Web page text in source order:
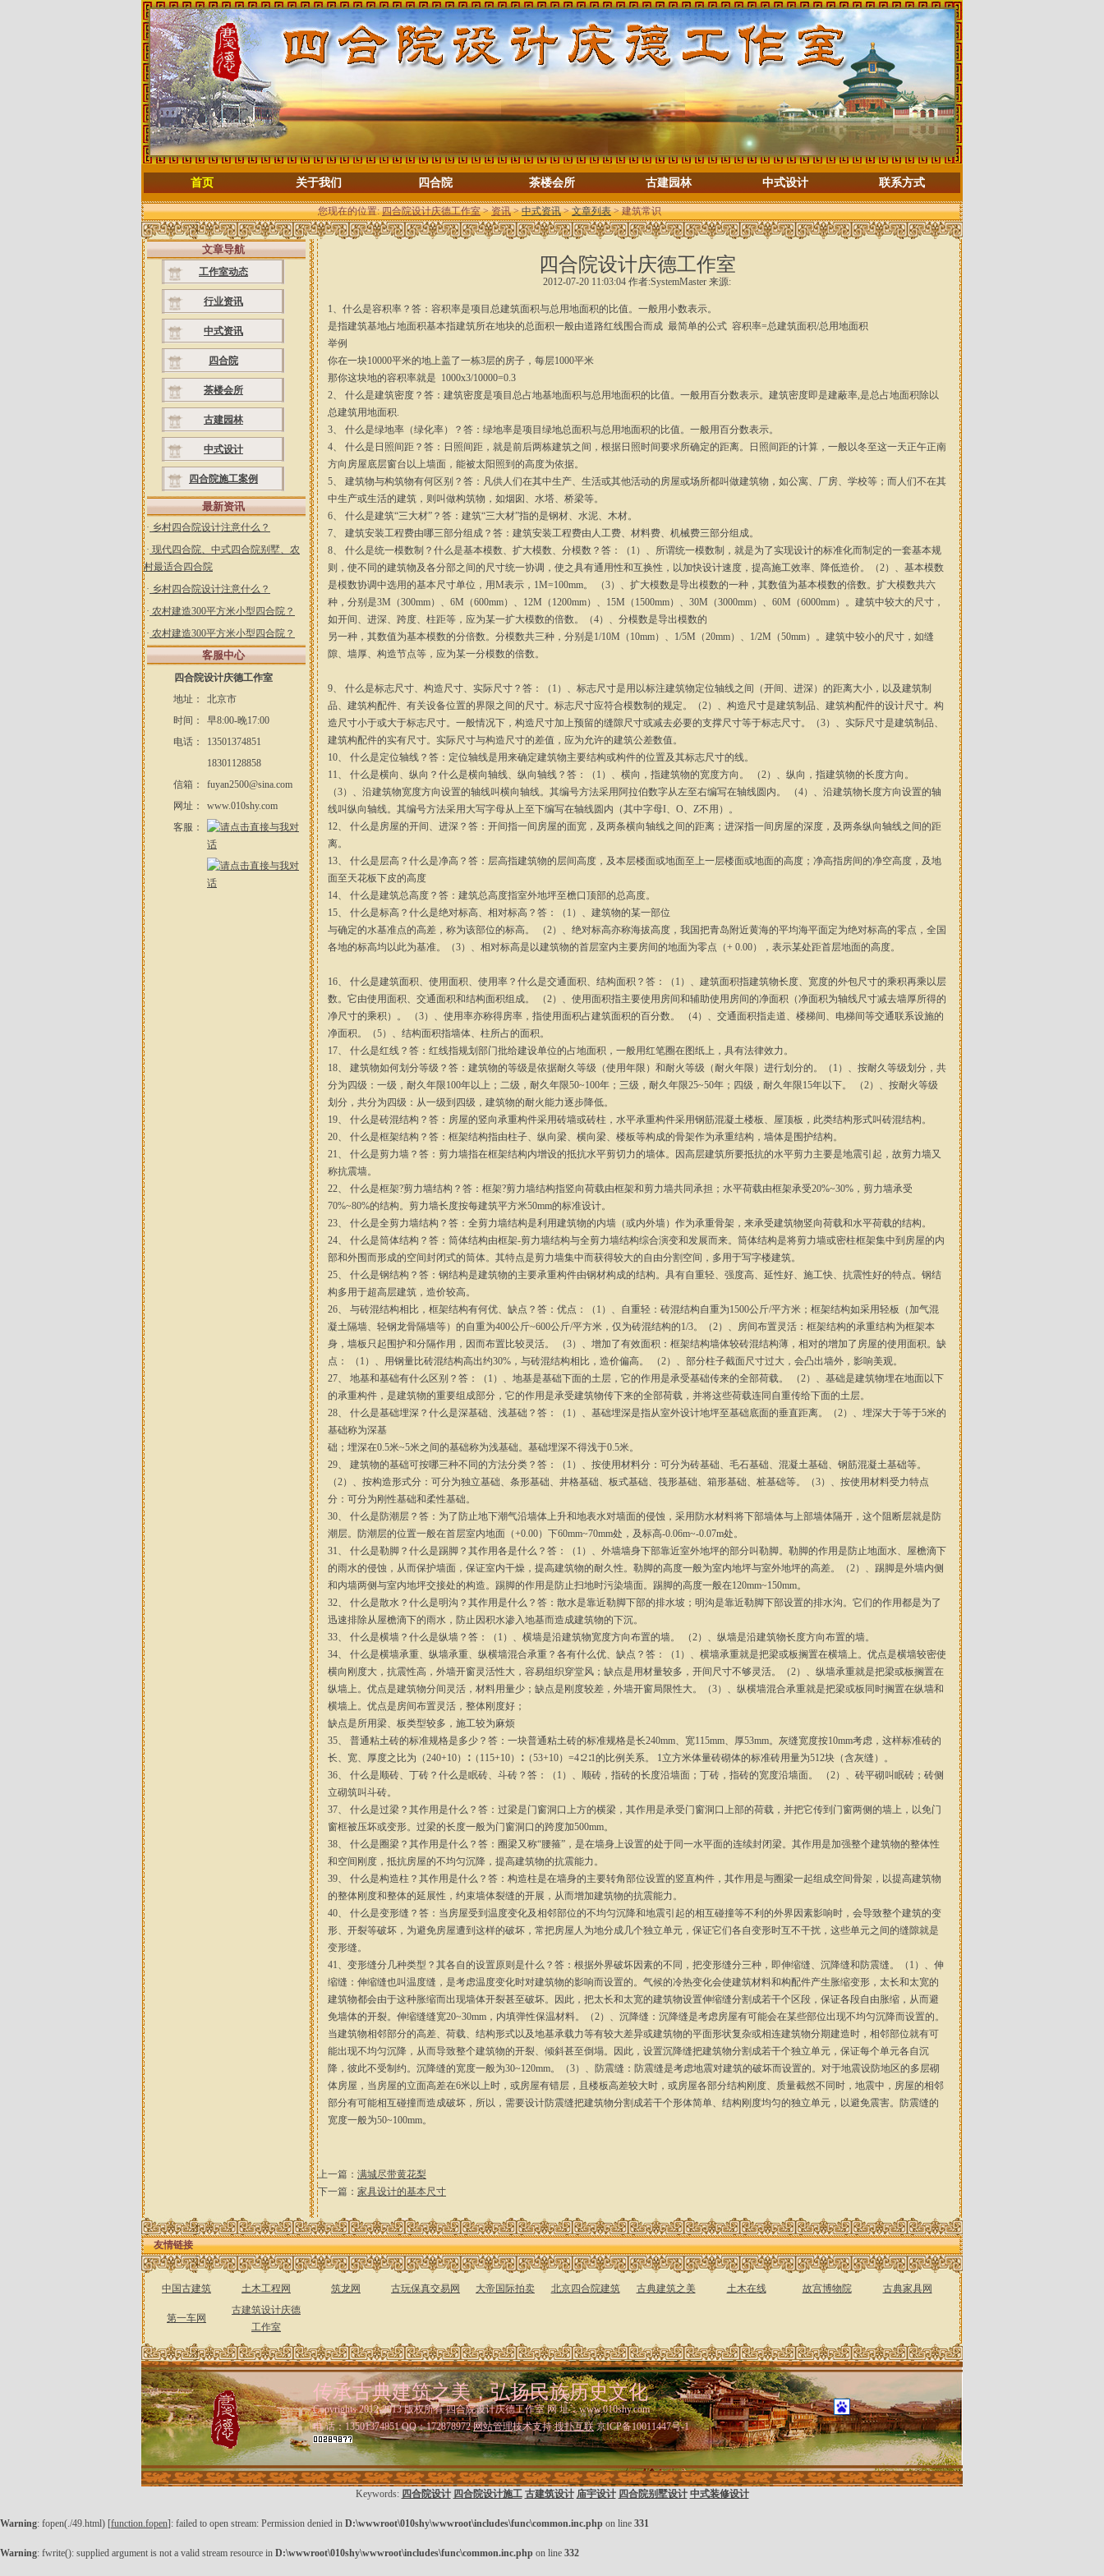
首页 关于我们 四合院 茶楼会所 古建园林 中式设计 联系方式
您现在的位置:四合院设计庆德工作室>资讯>中式资讯>文章列表> 建筑常识
文章导航
工作室动态
行业资讯
中式资讯
四合院
茶楼会所
古建园林
中式设计
四合院施工案例
最新资讯
· 乡村四合院设计注意什么？
· 现代四合院、中式四合院别墅、农
村最适合四合院
· 乡村四合院设计注意什么？
· 农村建造300平方米小型四合院？
· 农村建造300平方米小型四合院？
客服中心
四合院设计庆德工作室
地址：
北京市
时间：
早8:00-晚17:00
电话：
13501374851
18301128858
信箱：
fuyan2500@sina.com
网址：
www.010shy.com
客服：
四合院设计庆德工作室
2012-07-20 11:03:04 作者:SystemMaster 来源:
1、什么是容积率？答：容积率是项目总建筑面积与总用地面积的比值。一般用小数表示。
是指建筑基地占地面积基本指建筑所在地块的总面积一般由道路红线围合而成 最简单的公式 容积率=总建筑面积/总用地面积
举例
你在一块10000平米的地上盖了一栋3层的房子，每层1000平米
那你这块地的容积率就是 1000x3/10000=0.3
2、 什么是建筑密度？答：建筑密度是项目总占地基地面积与总用地面积的比值。一般用百分数表示。建筑密度即是建蔽率,是总占地面积除以
总建筑用地面积.
3、 什么是绿地率（绿化率）？答：绿地率是项目绿地总面积与总用地面积的比值。一般用百分数表示。
4、 什么是日照间距？答：日照间距，就是前后两栋建筑之间，根据日照时间要求所确定的距离。日照间距的计算，一般以冬至这一天正午正南
方向房屋底层窗台以上墙面，能被太阳照到的高度为依据。
5、 建筑物与构筑物有何区别？答：凡供人们在其中生产、生活或其他活动的房屋或场所都叫做建筑物，如公寓、厂房、学校等；而人们不在其
中生产或生活的建筑，则叫做构筑物，如烟囱、水塔、桥梁等。
6、 什么是建筑“三大材”？答：建筑“三大材”指的是钢材、水泥、木材。
7、 建筑安装工程费由哪三部分组成？答：建筑安装工程费由人工费、材料费、机械费三部分组成。
8、 什么是统一模数制？什么是基本模数、扩大模数、分模数？答：（1）、所谓统一模数制，就是为了实现设计的标准化而制定的一套基本规
则，使不同的建筑物及各分部之间的尺寸统一协调，使之具有通用性和互换性，以加快设计速度，提高施工效率、降低造价。（2）、基本模数
是模数协调中选用的基本尺寸单位，用M表示，1M=100mm。 （3）、扩大模数是导出模数的一种，其数值为基本模数的倍数。扩大模数共六
种，分别是3M（300mm）、6M（600mm）、12M（1200mm）、15M（1500mm）、30M（3000mm）、60M（6000mm）。建筑中较大的尺寸，
如开间、进深、跨度、柱距等，应为某一扩大模数的倍数。（4）、分模数是导出模数的
另一种，其数值为基本模数的分倍数。分模数共三种，分别是1/10M（10mm）、1/5M（20mm）、1/2M（50mm）。建筑中较小的尺寸，如缝
隙、墙厚、构造节点等，应为某一分模数的倍数。
9、 什么是标志尺寸、构造尺寸、实际尺寸？答：（1）、标志尺寸是用以标注建筑物定位轴线之间（开间、进深）的距离大小，以及建筑制
品、建筑构配件、有关设备位置的界限之间的尺寸。标志尺寸应符合模数制的规定。（2）、构造尺寸是建筑制品、建筑构配件的设计尺寸。构
造尺寸小于或大于标志尺寸。一般情况下，构造尺寸加上预留的缝隙尺寸或减去必要的支撑尺寸等于标志尺寸。（3）、实际尺寸是建筑制品、
建筑构配件的实有尺寸。实际尺寸与构造尺寸的差值，应为允许的建筑公差数值。
10、 什么是定位轴线？答：定位轴线是用来确定建筑物主要结构或构件的位置及其标志尺寸的线。
11、 什么是横向、纵向？什么是横向轴线、纵向轴线？答：（1）、横向，指建筑物的宽度方向。 （2）、纵向，指建筑物的长度方向。
（3）、沿建筑物宽度方向设置的轴线叫横向轴线。其编号方法采用阿拉伯数字从左至右编写在轴线圆内。 （4）、沿建筑物长度方向设置的轴
线叫纵向轴线。其编号方法采用大写字母从上至下编写在轴线圆内（其中字母I、O、Z不用）。
12、 什么是房屋的开间、进深？答：开间指一间房屋的面宽，及两条横向轴线之间的距离；进深指一间房屋的深度，及两条纵向轴线之间的距
离。
13、 什么是层高？什么是净高？答：层高指建筑物的层间高度，及本层楼面或地面至上一层楼面或地面的高度；净高指房间的净空高度，及地
面至天花板下皮的高度
14、 什么是建筑总高度？答：建筑总高度指室外地坪至檐口顶部的总高度。
15、 什么是标高？什么是绝对标高、相对标高？答：（1）、建筑物的某一部位
与确定的水基准点的高差，称为该部位的标高。 （2）、绝对标高亦称海拔高度，我国把青岛附近黄海的平均海平面定为绝对标高的零点，全国
各地的标高均以此为基准。（3）、相对标高是以建筑物的首层室内主要房间的地面为零点（+ 0.00），表示某处距首层地面的高度。
16、 什么是建筑面积、使用面积、使用率？什么是交通面积、结构面积？答：（1）、建筑面积指建筑物长度、宽度的外包尺寸的乘积再乘以层
数。它由使用面积、交通面积和结构面积组成。 （2）、使用面积指主要使用房间和辅助使用房间的净面积（净面积为轴线尺寸减去墙厚所得的
净尺寸的乘积）。 （3）、使用率亦称得房率，指使用面积占建筑面积的百分数。 （4）、交通面积指走道、楼梯间、电梯间等交通联系设施的
净面积。（5）、结构面积指墙体、柱所占的面积。
17、 什么是红线？答：红线指规划部门批给建设单位的占地面积，一般用红笔圈在图纸上，具有法律效力。
18、 建筑物如何划分等级？答：建筑物的等级是依据耐久等级（使用年限）和耐火等级（耐火年限）进行划分的。（1）、按耐久等级划分，共
分为四级：一级，耐久年限100年以上；二级，耐久年限50~100年；三级，耐久年限25~50年；四级，耐久年限15年以下。 （2）、按耐火等级
划分，共分为四级：从一级到四级，建筑物的耐火能力逐步降低。
19、 什么是砖混结构？答：房屋的竖向承重构件采用砖墙或砖柱，水平承重构件采用钢筋混凝土楼板、屋顶板，此类结构形式叫砖混结构。
20、 什么是框架结构？答：框架结构指由柱子、纵向梁、横向梁、楼板等构成的骨架作为承重结构，墙体是围护结构。
21、 什么是剪力墙？答：剪力墙指在框架结构内增设的抵抗水平剪切力的墙体。因高层建筑所要抵抗的水平剪力主要是地震引起，故剪力墙又
称抗震墙。
22、 什么是框架?剪力墙结构？答：框架?剪力墙结构指竖向荷载由框架和剪力墙共同承担；水平荷载由框架承受20%~30%，剪力墙承受
70%~80%的结构。剪力墙长度按每建筑平方米50mm的标准设计。
23、 什么是全剪力墙结构？答：全剪力墙结构是利用建筑物的内墙（或内外墙）作为承重骨架，来承受建筑物竖向荷载和水平荷载的结构。
24、 什么是筒体结构？答：筒体结构由框架-剪力墙结构与全剪力墙结构综合演变和发展而来。筒体结构是将剪力墙或密柱框架集中到房屋的内
部和外围而形成的空间封闭式的筒体。其特点是剪力墙集中而获得较大的自由分割空间，多用于写字楼建筑。
25、 什么是钢结构？答：钢结构是建筑物的主要承重构件由钢材构成的结构。具有自重轻、强度高、延性好、施工快、抗震性好的特点。钢结
构多用于超高层建筑，造价较高。
26、 与砖混结构相比，框架结构有何优、缺点？答：优点：（1）、自重轻：砖混结构自重为1500公斤/平方米；框架结构如采用轻板（加气混
凝土隔墙、轻钢龙骨隔墙等）的自重为400公斤~600公斤/平方米，仅为砖混结构的1/3。（2）、房间布置灵活：框架结构的承重结构为框架本
身，墙板只起围护和分隔作用，因而布置比较灵活。 （3）、增加了有效面积：框架结构墙体较砖混结构薄，相对的增加了房屋的使用面积。缺
点： （1）、用钢量比砖混结构高出约30%，与砖混结构相比，造价偏高。 （2）、部分柱子截面尺寸过大，会凸出墙外，影响美观。
27、 地基和基础有什么区别？答：（1）、地基是基础下面的土层，它的作用是承受基础传来的全部荷载。 （2）、基础是建筑物埋在地面以下
的承重构件，是建筑物的重要组成部分，它的作用是承受建筑物传下来的全部荷载，并将这些荷载连同自重传给下面的土层。
28、 什么是基础埋深？什么是深基础、浅基础？答：（1）、基础埋深是指从室外设计地坪至基础底面的垂直距离。（2）、埋深大于等于5米的
基础称为深基
础；埋深在0.5米~5米之间的基础称为浅基础。基础埋深不得浅于0.5米。
29、 建筑物的基础可按哪三种不同的方法分类？答：（1）、按使用材料分：可分为砖基础、毛石基础、混凝土基础、钢筋混凝土基础等。
（2）、按构造形式分：可分为独立基础、条形基础、井格基础、板式基础、筏形基础、箱形基础、桩基础等。（3）、按使用材料受力特点
分：可分为刚性基础和柔性基础。
30、 什么是防潮层？答：为了防止地下潮气沿墙体上升和地表水对墙面的侵蚀，采用防水材料将下部墙体与上部墙体隔开，这个阻断层就是防
潮层。防潮层的位置一般在首层室内地面（+0.00）下60mm~70mm处，及标高-0.06m~-0.07m处。
31、 什么是勒脚？什么是踢脚？其作用各是什么？答：（1）、外墙墙身下部靠近室外地坪的部分叫勒脚。勒脚的作用是防止地面水、屋檐滴下
的雨水的侵蚀，从而保护墙面，保证室内干燥，提高建筑物的耐久性。勒脚的高度一般为室内地坪与室外地坪的高差。（2）、踢脚是外墙内侧
和内墙两侧与室内地坪交接处的构造。踢脚的作用是防止扫地时污染墙面。踢脚的高度一般在120mm~150mm。
32、 什么是散水？什么是明沟？其作用是什么？答：散水是靠近勒脚下部的排水坡；明沟是靠近勒脚下部设置的排水沟。它们的作用都是为了
迅速排除从屋檐滴下的雨水，防止因积水渗入地基而造成建筑物的下沉。
33、 什么是横墙？什么是纵墙？答：（1）、横墙是沿建筑物宽度方向布置的墙。 （2）、纵墙是沿建筑物长度方向布置的墙。
34、 什么是横墙承重、纵墙承重、纵横墙混合承重？各有什么优、缺点？答：（1）、横墙承重就是把梁或板搁置在横墙上。优点是横墙较密使
横向刚度大，抗震性高，外墙开窗灵活性大，容易组织穿堂风；缺点是用材量较多，开间尺寸不够灵活。（2）、纵墙承重就是把梁或板搁置在
纵墙上。优点是建筑物分间灵活，材料用量少；缺点是刚度较差，外墙开窗局限性大。（3）、纵横墙混合承重就是把梁或板同时搁置在纵墙和
横墙上。优点是房间布置灵活，整体刚度好；
缺点是所用梁、板类型较多，施工较为麻烦
35、 普通粘土砖的标准规格是多少？答：一块普通粘土砖的标准规格是长240mm、宽115mm、厚53mm。灰缝宽度按10mm考虑，这样标准砖的
长、宽、厚度之比为（240+10）∶（115+10）∶（53+10）=4∶2∶1的比例关系。 1立方米体量砖砌体的标准砖用量为512块（含灰缝）。
36、 什么是顺砖、丁砖？什么是眠砖、斗砖？答：（1）、顺砖，指砖的长度沿墙面；丁砖，指砖的宽度沿墙面。 （2）、砖平砌叫眠砖；砖侧
立砌筑叫斗砖。
37、 什么是过梁？其作用是什么？答：过梁是门窗洞口上方的横梁，其作用是承受门窗洞口上部的荷载，并把它传到门窗两侧的墙上，以免门
窗框被压坏或变形。过梁的长度一般为门窗洞口的跨度加500mm。
38、 什么是圈梁？其作用是什么？答：圈梁又称“腰箍”，是在墙身上设置的处于同一水平面的连续封闭梁。其作用是加强整个建筑物的整体性
和空间刚度，抵抗房屋的不均匀沉降，提高建筑物的抗震能力。
39、 什么是构造柱？其作用是什么？答：构造柱是在墙身的主要转角部位设置的竖直构件，其作用是与圈梁一起组成空间骨架，以提高建筑物
的整体刚度和整体的延展性，约束墙体裂缝的开展，从而增加建筑物的抗震能力。
40、 什么是变形缝？答：当房屋受到温度变化及相邻部位的不均匀沉降和地震引起的相互碰撞等不利的外界因素影响时，会导致整个建筑的变
形、开裂等破坏，为避免房屋遭到这样的破坏，常把房屋人为地分成几个独立单元，保证它们各自变形时互不干扰，这些单元之间的缝隙就是
变形缝。
41、变形缝分几种类型？其各自的设置原则是什么？答：根据外界破坏因素的不同，把变形缝分三种，即伸缩缝、沉降缝和防震缝。（1）、伸
缩缝：伸缩缝也叫温度缝，是考虑温度变化时对建筑物的影响而设置的。气候的冷热变化会使建筑材料和构配件产生胀缩变形，太长和太宽的
建筑物都会由于这种胀缩而出现墙体开裂甚至破坏。因此，把太长和太宽的建筑物设置伸缩缝分割成若干个区段，保证各段自由胀缩，从而避
免墙体的开裂。伸缩缝缝宽20~30mm，内填弹性保温材料。（2）、沉降缝：沉降缝是考虑房屋有可能会在某些部位出现不均匀沉降而设置的。
当建筑物相邻部分的高差、荷载、结构形式以及地基承载力等有较大差异或建筑物的平面形状复杂或相连建筑物分期建造时，相邻部位就有可
能出现不均匀沉降，从而导致整个建筑物的开裂、倾斜甚至倒塌。因此，设置沉降缝把建筑物分割成若干个独立单元，保证每个单元各自沉
降，彼此不受制约。沉降缝的宽度一般为30~120mm。（3）、防震缝：防震缝是考虑地震对建筑的破坏而设置的。对于地震设防地区的多层砌
体房屋，当房屋的立面高差在6米以上时，或房屋有错层，且楼板高差较大时，或房屋各部分结构刚度、质量截然不同时，地震中，房屋的相邻
部分有可能相互碰撞而造成破坏，所以，需要设计防震缝把建筑物分割成若干个形体简单、结构刚度均匀的独立单元，以避免震害。防震缝的
宽度一般为50~100mm。
上一篇： 满城尽带黄花梨
下一篇： 家具设计的基本尺寸
友情链接
中国古建筑 土木工程网 筑龙网 古玩保真交易网 大帝国际拍卖 北京四合院建筑 古典建筑之美 土木在线 故宫博物院 古典家具网
第一车网
古建筑设计庆德
工作室
传承古典建筑之美，弘扬民族历史文化
Copyrights 2012-2013 版权所有 四合院设计庆德工作室 网 址：www.010shy.com
电 话：13501374851 QQ：172878972网站管理技术支持:搜扑互联京ICP备10011447号-1
Keywords: 四合院设计 四合院设计施工 古建筑设计 庙宇设计 四合院别墅设计 中式装修设计
Warning: fopen(./49.html) [function.fopen]: failed to open stream: Permission denied in D:\wwwroot\010shy\wwwroot\includes\func\common.inc.php on line 331
Warning: fwrite(): supplied argument is not a valid stream resource in D:\wwwroot\010shy\wwwroot\includes\func\common.inc.php on line 332